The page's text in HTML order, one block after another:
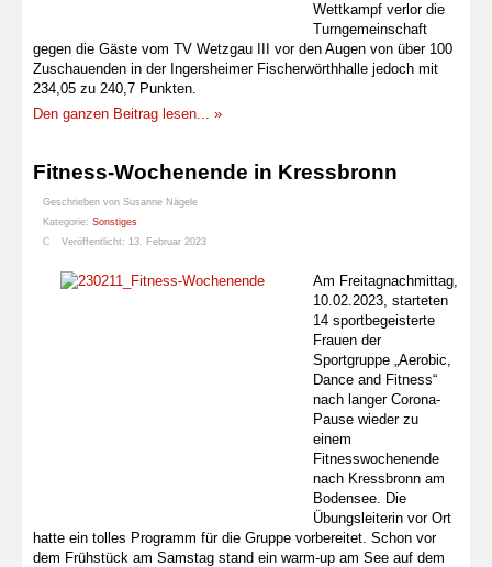
Wettkampf verlor die
Turngemeinschaft
gegen die Gäste vom TV Wetzgau III vor den Augen von über 100
Zuschauenden in der Ingersheimer Fischerwörthhalle jedoch mit
234,05 zu 240,7 Punkten.
Den ganzen Beitrag lesen... »
Fitness-Wochenende in Kressbronn
Geschrieben von Susanne Nägele
Kategorie: Sonstiges
Veröffentlicht: 13. Februar 2023
Am Freitagnachmittag,
10.02.2023, starteten
14 sportbegeisterte
Frauen der
Sportgruppe „Aerobic,
Dance and Fitness“
nach langer Corona-
Pause wieder zu
einem
Fitnesswochenende
nach Kressbronn am
Bodensee. Die
Übungsleiterin vor Ort
hatte ein tolles Programm für die Gruppe vorbereitet. Schon vor
dem Frühstück am Samstag stand ein warm-up am See auf dem